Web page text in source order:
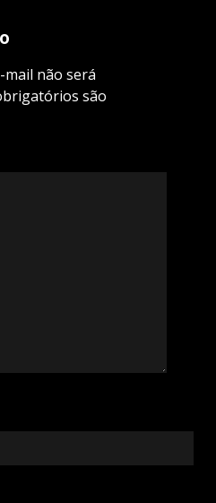
mail não será
são